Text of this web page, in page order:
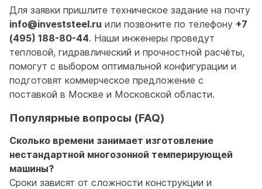
Для заявки пришлите техническое задание на почту
info@investsteel.ru или позвоните по телефону +7
(495) 188-80-44. Наши инженеры проведут
тепловой, гидравлический и прочностной расчёты,
помогут с выбором оптимальной конфигурации и
подготовят коммерческое предложение с
поставкой в Москве и Московской области.
Популярные вопросы (FAQ)
Сколько времени занимает изготовление
нестандартной многозонной темперирующей
машины?
Сроки зависят от сложности конструкции и